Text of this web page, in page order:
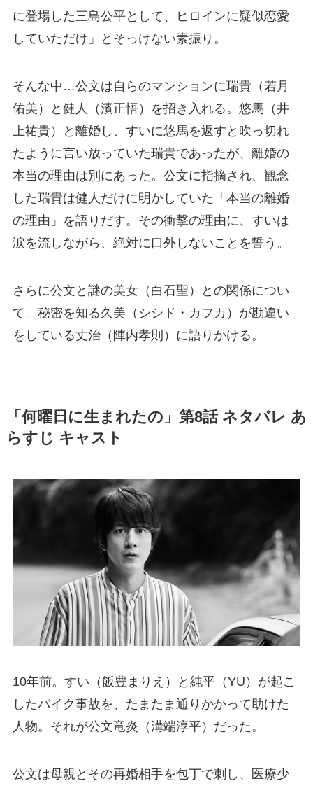
に登場した三島公平として、ヒロインに疑似恋愛
していただけ」とそっけない素振り。
そんな中…公文は自らのマンションに瑞貴（若月
佑美）と健人（濱正悟）を招き入れる。悠馬（井
上祐貴）と離婚し、すいに悠馬を返すと吹っ切れ
たように言い放っていた瑞貴であったが、離婚の
本当の理由は別にあった。公文に指摘され、観念
した瑞貴は健人だけに明かしていた「本当の離婚
の理由」を語りだす。その衝撃の理由に、すいは
涙を流しながら、絶対に口外しないことを誓う。
さらに公文と謎の美女（白石聖）との関係につい
て。秘密を知る久美（シシド・カフカ）が勘違い
をしている丈治（陣内孝則）に語りかける。
「何曜日に生まれたの」第8話 ネタバレ あ
らすじ キャスト
10年前。すい（飯豊まりえ）と純平（YU）が起こ
したバイク事故を、たまたま通りかかって助けた
人物。それが公文竜炎（溝端淳平）だった。
公文は母親とその再婚相手を包丁で刺し、医療少